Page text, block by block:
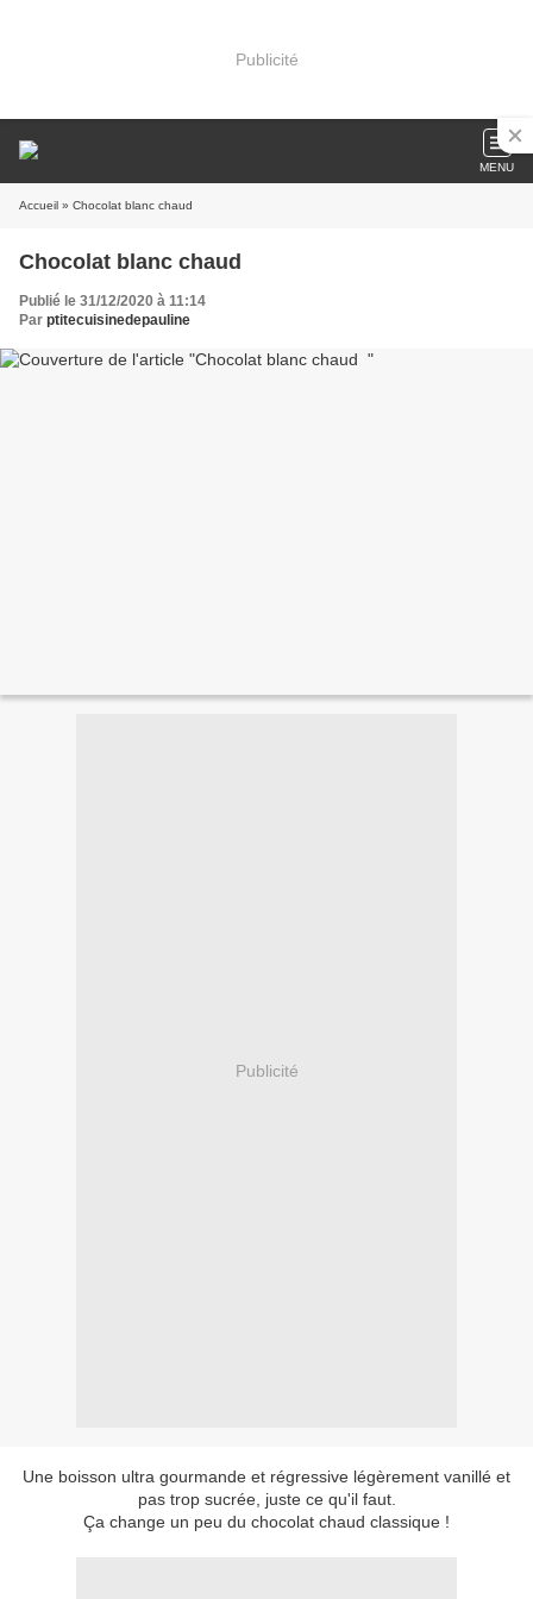
Publicité
MENU
Accueil » Chocolat blanc chaud
Chocolat blanc chaud
Publié le 31/12/2020 à 11:14
Par ptitecuisinedepauline
Publicité
Une boisson ultra gourmande et régressive légèrement vanillé et
pas trop sucrée, juste ce qu'il faut.
Ça change un peu du chocolat chaud classique !